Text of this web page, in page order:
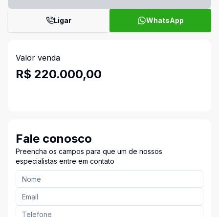
Ligar WhatsApp
Valor venda
R$ 220.000,00
Fale conosco
Preencha os campos para que um de nossos
especialistas entre em contato